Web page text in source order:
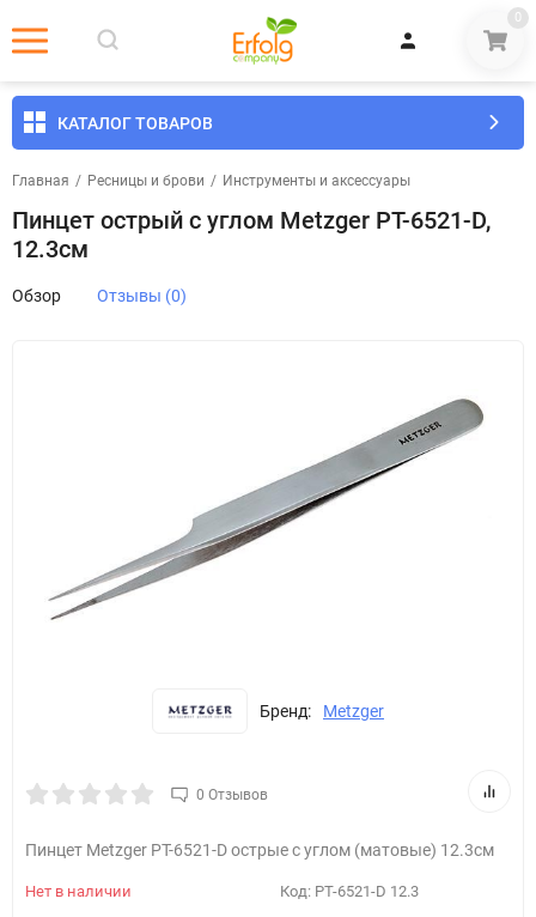
0
КАТАЛОГ ТОВАРОВ
Главная / Ресницы и брови / Инструменты и аксессуары
Пинцет острый с углом Metzger РТ-6521-D,
12.3см
Обзор Отзывы (0)
Бренд: Metzger
0 Отзывов
Пинцет Metzger РТ-6521-D острые с углом (матовые) 12.3см
Нет в наличии Код: PT-6521-D 12.3